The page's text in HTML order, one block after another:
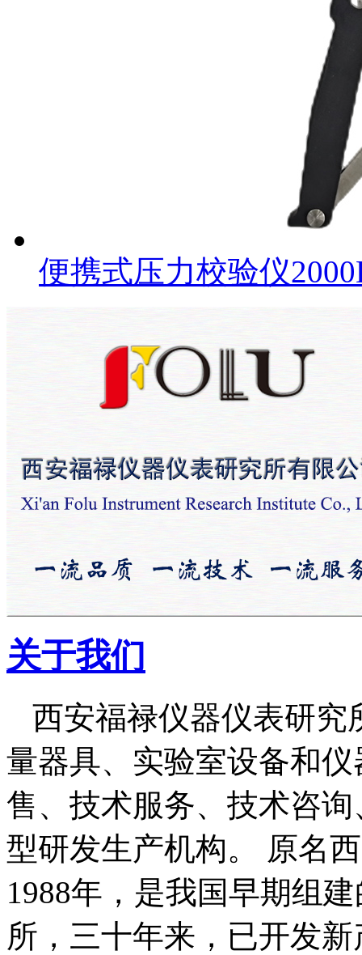
便携式压力校验仪
关于我们
西安福禄仪器仪表研究
量器具、实验室设备和
售、技术服务、技术咨
型研发生产机构。 原名
1988年，是我国早期组
所，三十年来，已开发